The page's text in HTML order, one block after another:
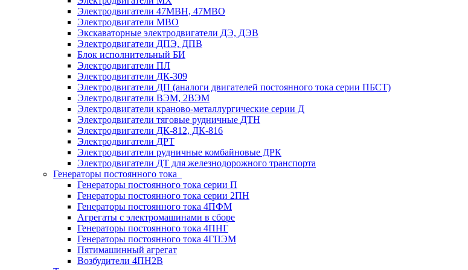
Электродвигатели 47MBH, 47МВО
Электродвигатели MBO
Экскаваторные электродвигатели ДЭ, ДЭВ
Электродвигатели ДПЭ, ДПВ
Блок исполнительный БИ
Электродвигатели ПЛ
Электродвигатели ДК-309
Электродвигатели ДП (аналоги двигателей постоянного тока серии ПБСТ)
Электродвигатели ВЭМ, 2ВЭМ
Электродвигатели краново-металлургические серии Д
Электродвигатели тяговые рудничные ДТН
Электродвигатели ДК-812, ДК-816
Электродвигатели ДРТ
Электродвигатели рудничные комбайновые ДРК
Электродвигатели ДТ для железнодорожного транспорта
Генераторы постоянного тока
Генераторы постоянного тока серии П
Генераторы постоянного тока серии 2ПН
Генераторы постоянного тока 4ПФМ
Агрегаты с электромашинами в сборе
Генераторы постоянного тока 4ПНГ
Генераторы постоянного тока 4ГПЭМ
Пятимашинный агрегат
Возбудители 4ПН2В